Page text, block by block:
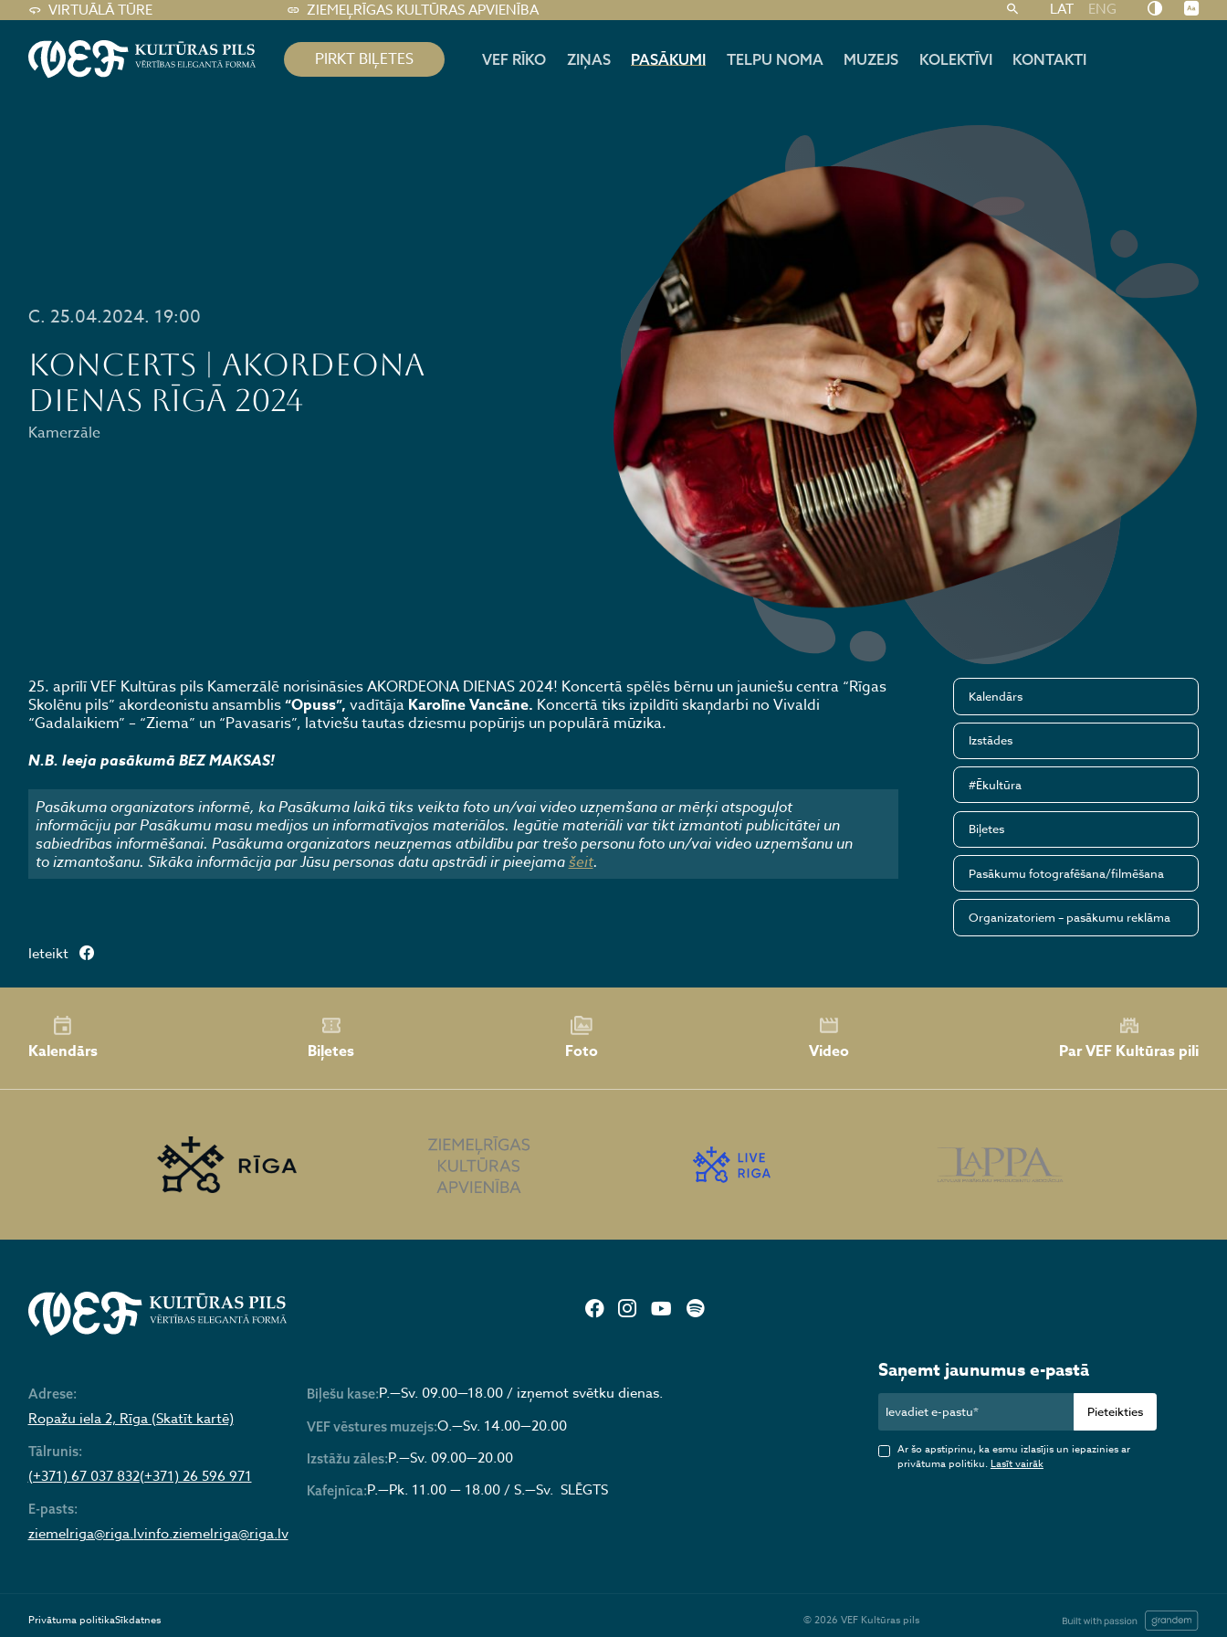
VIRTUĀLĀ TŪRE ZIEMEĻRĪGAS KULTŪRAS APVIENĪBA LAT ENG
PIRKT BIĻETES VEF RĪKO ZIŅAS PASĀKUMI TELPU NOMA MUZEJS KOLEKTĪVI KONTAKTI
C. 25.04.2024. 19:00
KONCERTS | AKORDEONA
DIENAS RĪGĀ 2024
Kamerzāle
25. aprīlī VEF Kultūras pils Kamerzālē norisināsies AKORDEONA DIENAS 2024! Koncertā spēlēs bērnu un jauniešu centra “Rīgas
Skolēnu pils” akordeonistu ansamb­lis“Opuss”, vadītāja Karolīne Vancāne. Koncertā tiks izpildīti skaņdarbi no Vivaldi
“Gadalaikiem” – “Ziema” un “Pavasaris”, latviešu tautas dziesmu popūrijs un populārā mūzika.
N.B. Ieeja pasākumā BEZ MAKSAS!
Pasākuma organizators informē, ka Pasākuma laikā tiks veikta foto un/vai video uzņemšana ar mērķi atspoguļot
informāciju par Pasākumu masu medijos un informatīvajos materiālos. Iegūtie materiāli var tikt izmantoti publicitātei un
sabiedrības informēšanai. Pasākuma organizators neuzņemas atbildību par trešo personu foto un/vai video uzņemšanu un
to izmantošanu. Sīkāka informācija par Jūsu personas datu apstrādi ir pieejamašeit.
Kalendārs
Izstādes
#Ēkultūra
Biļetes
Pasākumu fotografēšana/filmēšana
Organizatoriem – pasākumu reklāma
Ieteikt
Kalendārs Biļetes Foto Video Par VEF Kultūras pili
Adrese:
Ropažu iela 2, Rīga (Skatīt kartē)
Tālrunis:
(+371) 67 037 832(+371) 26 596 971
E-pasts:
ziemelriga@riga.lvinfo.ziemelriga@riga.lv
Biļešu kase:P.—Sv. 09.00—18.00 / izņemot svētku dienas.
VEF vēstures muzejs:O.—Sv. 14.00—20.00
Izstāžu zāles:P.—Sv. 09.00—20.00
Kafejnīca:P.—Pk. 11.00 — 18.00 / S.—Sv. SLĒGTS
Saņemt jaunumus e-pastā
Pieteikties
Ar šo apstiprinu, ka esmu izlasījis un iepazinies ar
privātuma politiku.Lasīt vairāk
Privātuma politikaSīkdatnes © 2026 VEF Kultūras pils